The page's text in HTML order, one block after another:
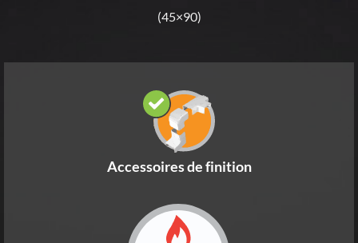
(45×90)
Accessoires de finition